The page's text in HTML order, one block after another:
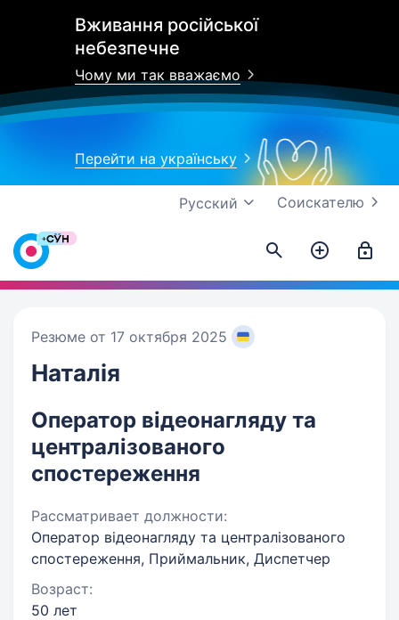
Вживання російської
небезпечне
Чому ми так вважаємо
Перейти на українську
Соискателю
Русский
Резюме от 17 октября 2025
Наталія
Оператор відеонагляду та
централізованого
спостереження
Рассматривает должности:
Оператор відеонагляду та централізованого
спостереження, Приймальник, Диспетчер
Возраст:
50 лет